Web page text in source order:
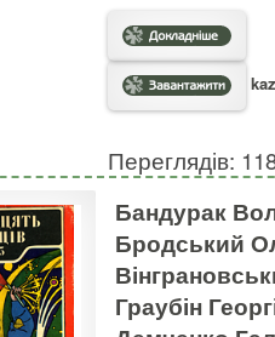
Переглядів:
Бандурак
Бродський
Граубін